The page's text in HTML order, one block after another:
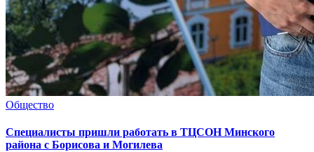
Общество
Специалисты пришли работать в ТЦСОН Минского
района с Борисова и Могилева